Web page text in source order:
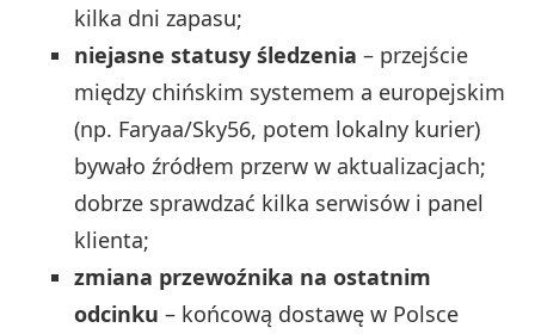
kilka dni zapasu;
niejasne statusy śledzenia – przejście
między chińskim systemem a europejskim
(np. Faryaa/Sky56, potem lokalny kurier)
bywało źródłem przerw w aktualizacjach;
dobrze sprawdzać kilka serwisów i panel
klienta;
zmiana przewoźnika na ostatnim
odcinku – końcową dostawę w Polsce